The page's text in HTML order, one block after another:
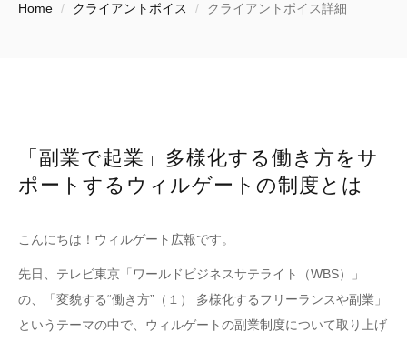
Home クライアントボイス クライアントボイス詳細
「副業で起業」多様化する働き方をサ
ポートするウィルゲートの制度とは
こんにちは！ウィルゲート広報です。
先日、テレビ東京「ワールドビジネスサテライト（WBS）」
の、「変貌する“働き方”（１） 多様化するフリーランスや副業」
というテーマの中で、ウィルゲートの副業制度について取り上げ